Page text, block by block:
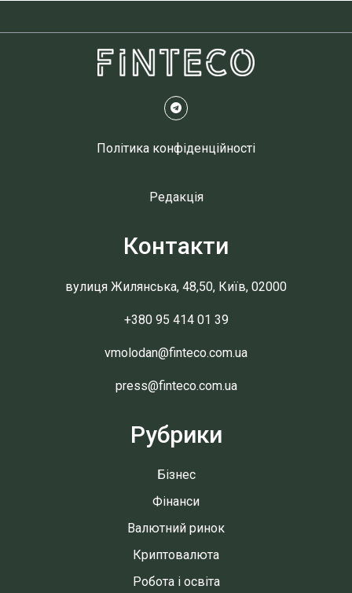
Політика конфіденційності
Редакція
Контакти
вулиця Жилянська, 48,50, Київ, 02000
+380 95 414 01 39
vmolodan@finteco.com.ua
press@finteco.com.ua
Рубрики
Бізнес
Фінанси
Валютний ринок
Криптовалюта
Робота і освіта